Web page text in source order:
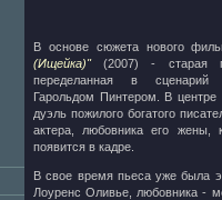
В основе сюжета нового
(Ищейка)"(2007) - старая
переделанная в сценарий
Гарольдом Пинтером. В центре
дуэль пожилого богатого
актера, любовника его жены,
появится в кадре.
В свое время пьеса уже была
Лоуренс Оливье, любовника -